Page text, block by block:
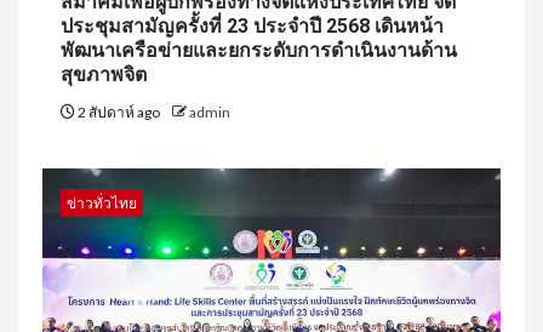
ประชุมสามัญครั้งที่ 23 ประจำปี 2568 เดินหน้า
พัฒนาเครือข่ายและยกระดับการดำเนินงานด้าน
สุขภาพจิต
2 สัปดาห์ ago admin
ข่าวทั่วไทย